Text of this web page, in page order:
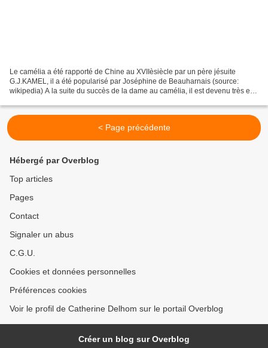
Le camélia a été rapporté de Chine au XVIIèsiècle par un père jésuite
G.J.KAMEL, il a été popularisé par Joséphine de Beauharnais (source:
wikipedia) A la suite du succès de la dame au camélia, il est devenu très en
< Page précédente
Hébergé par Overblog
Top articles
Pages
Contact
Signaler un abus
C.G.U.
Cookies et données personnelles
Préférences cookies
Voir le profil de Catherine Delhom sur le portail Overblog
Créer un blog sur Overblog